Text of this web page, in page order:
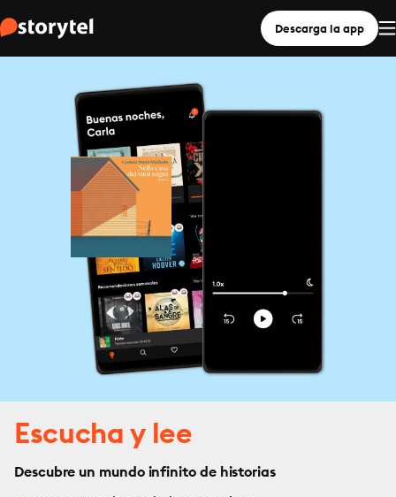
Descarga la app
Escucha y lee
Descubre un mundo infinito de historias